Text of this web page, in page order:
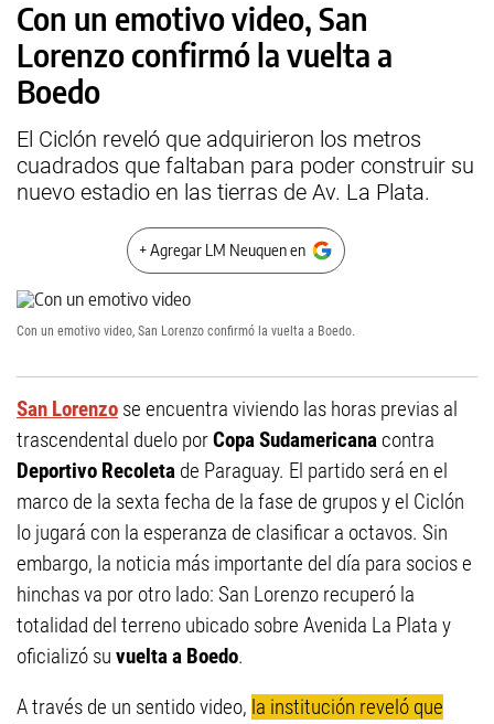
Con un emotivo video, San
Lorenzo confirmó la vuelta a
Boedo
El Ciclón reveló que adquirieron los metros
cuadrados que faltaban para poder construir su
nuevo estadio en las tierras de Av. La Plata.
+ Agregar LM Neuquen en
Con un emotivo video, San Lorenzo confirmó la vuelta a Boedo.
San Lorenzo se encuentra viviendo las horas previas al
trascendental duelo porCopa Sudamericana contra
Deportivo Recoleta de Paraguay. El partido será en el
marco de la sexta fecha de la fase de grupos y el Ciclón
lo jugará con la esperanza de clasificar a octavos. Sin
embargo, la noticia más importante del día para socios e
hinchas va por otro lado: San Lorenzo recuperó la
totalidad del terreno ubicado sobre Avenida La Plata y
oficializó su vuelta a Boedo.
A través de un sentido video, la institución reveló que